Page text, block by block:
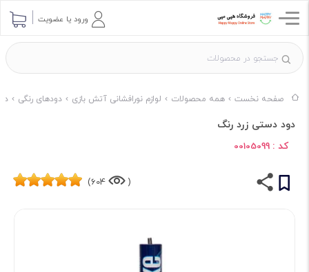
ورود یا عضویت
صفحه نخست همه محصولات لوازم نورافشانی آتش بازی دودهای رنگی
دود دستی زرد رنگ
کد : 00105099
(
604)